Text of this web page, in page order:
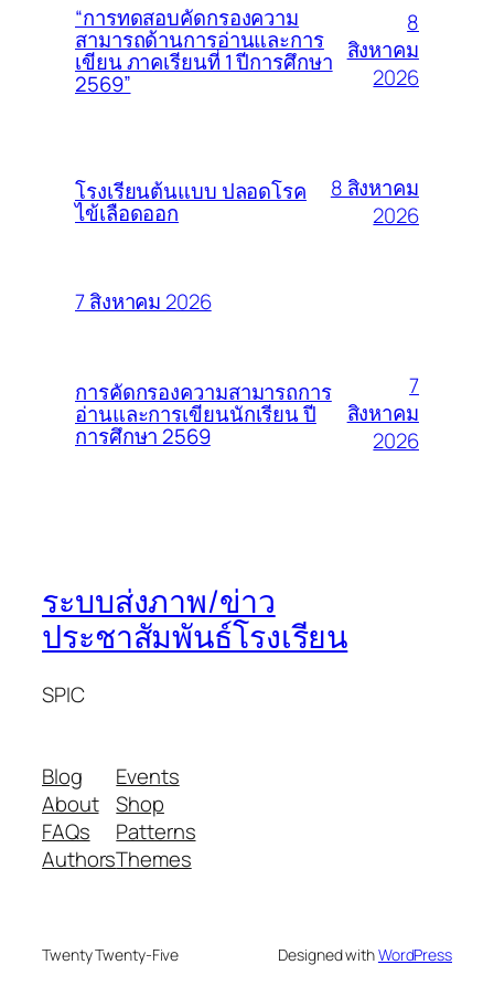
“การทดสอบคัดกรองความ
สามารถด้านการอ่านและการ
เขียน ภาคเรียนที่ 1 ปีการศึกษา
2569”
8
สิงหาคม
2026
โรงเรียนต้นแบบ ปลอดโรค
ไข้เลือดออก
8 สิงหาคม
2026
7 สิงหาคม 2026
การคัดกรองความสามารถการ
อ่านและการเขียนนักเรียน ปี
การศึกษา 2569
7
สิงหาคม
2026
ระบบส่งภาพ/ข่าว
ประชาสัมพันธ์โรงเรียน
SPIC
Blog
About
FAQs
Authors
Events
Shop
Patterns
Themes
Twenty Twenty-Five Designed withWordPress